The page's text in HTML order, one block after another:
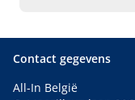
Contact gegevens
All-In België